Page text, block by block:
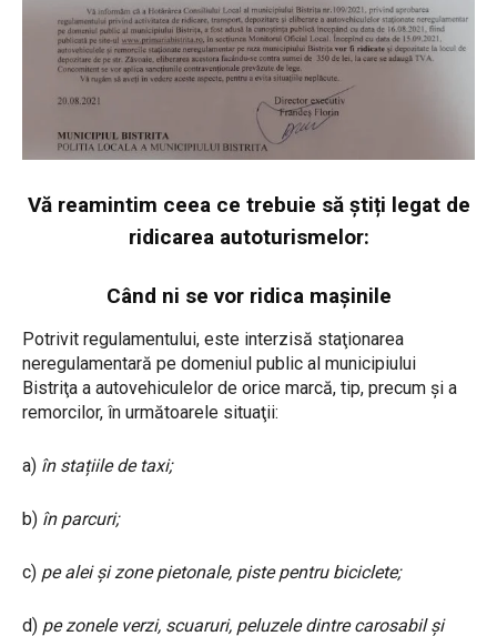
Vă reamintim ceea ce trebuie să știți legat de
ridicarea autoturismelor:
Când ni se vor ridica mașinile
Potrivit regulamentului, este interzisă staţionarea
neregulamentară pe domeniul public al municipiului
Bistriţa a autovehiculelor de orice marcă, tip, precum şi a
remorcilor, în următoarele situaţii:
a) în stațiile de taxi;
b) în parcuri;
c) pe alei și zone pietonale, piste pentru biciclete;
d) pe zonele verzi, scuaruri, peluzele dintre carosabil şi